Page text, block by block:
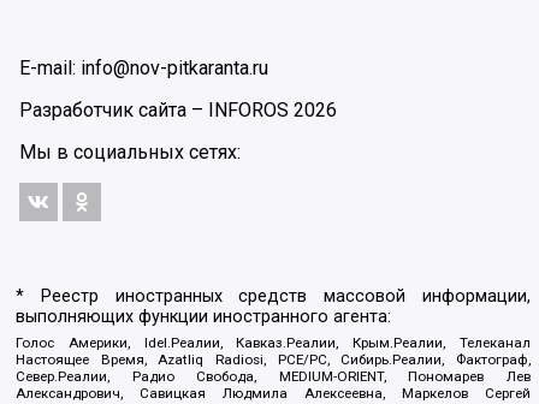
E-mail: info@nov-pitkaranta.ru
Разработчик сайта –
INFOROS 2026
Мы в социальных сетях:
* Реестр иностранных средств массовой информации,
выполняющих функции иностранного агента:
Голос Америки, Idel.Реалии, Кавказ.Реалии, Крым.Реалии, Телеканал
Настоящее Время, Azatliq Radiosi, PCE/PC, Сибирь.Реалии, Фактограф,
Север.Реалии, Радио Свобода, MEDIUM-ORIENT, Пономарев Лев
Александрович, Савицкая Людмила Алексеевна, Маркелов Сергей